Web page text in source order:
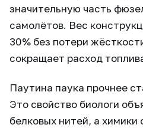
значительную часть
самолётов. Вес
30% без потери
сокращает расход
Паутина паука прочнее
Это свойство биологи
белковых нитей, а химики